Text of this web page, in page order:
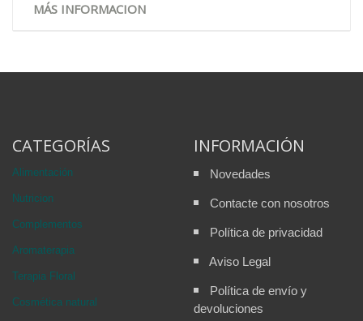
MÁS INFORMACION
CATEGORÍAS
Alimentación
Nutricion
Complementos
Aromaterapia
Terapia Floral
Cosmética natural
INFORMACIÓN
Novedades
Contacte con nosotros
Política de privacidad
Aviso Legal
Política de envío y
devoluciones